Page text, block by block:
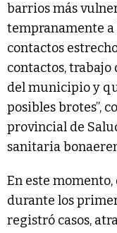
barrios más
tempranamente a
contactos
contactos, trabajo
del municipio y
posibles brotes”,
provincial de
sanitaria
En este
durante los
registró casos,